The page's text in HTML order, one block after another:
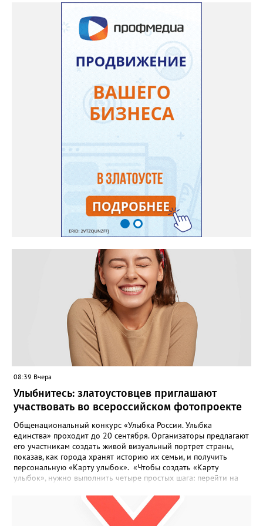
однажды реанимация не смогла добраться до больного.
Жители писали в администрацию города и другие инстанции,
пытались ремонтировать дорогу своими силами – всё тщетно»,
– рассказали в ОНФ. Общественники подчеркнули: именно
они добились, чтобы участок разровняли и отсыпали. Для
этого потребовалось обратиться в мэрию Златоуста.
08:39 Вчера
Улыбнитесь: златоустовцев приглашают
участвовать во всероссийском фотопроекте
Общенациональный конкурс «Улыбка России. Улыбка
единства» проходит до 20 сентября. Организаторы предлагают
его участникам создать живой визуальный портрет страны,
показав, как города хранят историю их семьи, и получить
персональную «Карту улыбок». «Чтобы создать «Карту
улыбок», нужно выполнить четыре простых шага: перейти на
улыбок»; загрузить фотографию с улыбкой – подойдёт портрет
одного человека, пары, семьи или нескольких поколений в
одном кадре; отметить один или несколько городов,